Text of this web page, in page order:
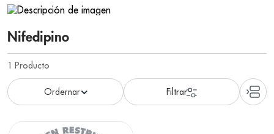
Nifedipino
1 Producto
1. protector solar
2. pañales
3. eucerin
4. cerave
nivea
6. shampoo